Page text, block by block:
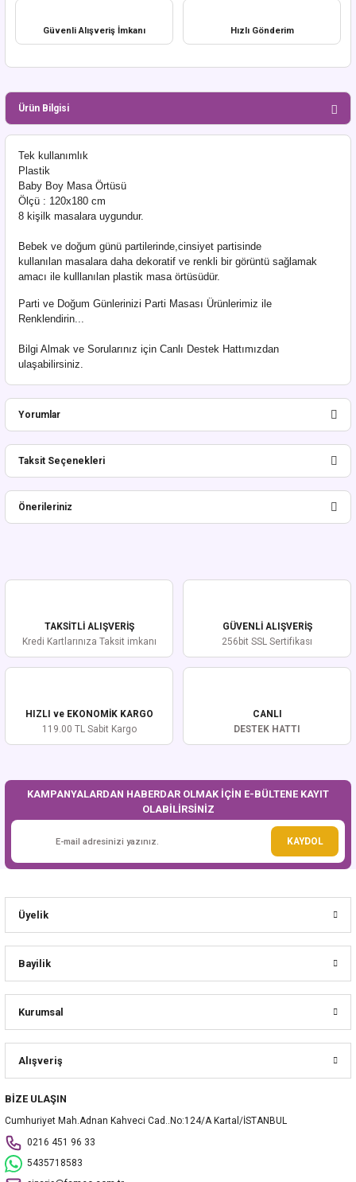
Güvenli Alışveriş İmkanı Hızlı Gönderim
Ürün Bilgisi
Tek kullanımlık
Plastik
Baby Boy Masa Örtüsü
Ölçü : 120x180 cm
8 kişilk masalara uygundur.
Bebek ve doğum günü partilerinde,cinsiyet partisinde
kullanılan masalara daha dekoratif ve renkli bir görüntü sağlamak
amacı ile kulllanılan plastik masa örtüsüdür.
Parti ve Doğum Günlerinizi Parti Masası Ürünlerimiz ile
Renklendirin...
Bilgi Almak ve Sorularınız için Canlı Destek Hattımızdan
ulaşabilirsiniz.
Yorumlar
Bu ürüne ilk yorumu siz yapın!
Taksit Seçenekleri
Önerileriniz
Ürün resmi kalitesiz, bozuk veya görüntülenemiyor.
Ürün fiyatı diğer sitelerden daha pahalı.
Bu ürüne benzer farklı alternatifler olmalı.
TAKSİTLİ ALIŞVERİŞ
Kredi Kartlarınıza Taksit imkanı
GÜVENLİ ALIŞVERİŞ
256bit SSL Sertifikası
HIZLI ve EKONOMİK KARGO
119.00 TL Sabit Kargo
CANLI
DESTEK HATTI
KAMPANYALARDAN HABERDAR OLMAK İÇİN E-BÜLTENE KAYIT
OLABİLİRSİNİZ
KAYDOL
Üyelik
Bayilik
Kurumsal
Alışveriş
BİZE ULAŞIN
Cumhuriyet Mah.Adnan Kahveci Cad..No:124/A Kartal/İSTANBUL
0216 451 96 33
5435718583